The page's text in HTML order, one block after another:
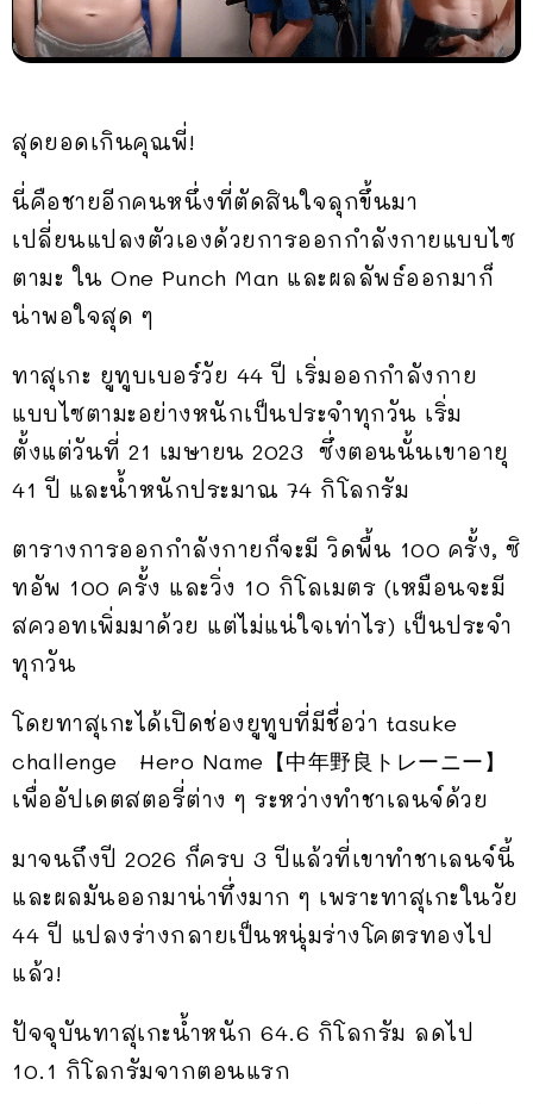
สุดยอดเกินคุณพี่!
นี่คือชายอีกคนหนึ่งที่ตัดสินใจลุกขึ้นมา
เปลี่ยนแปลงตัวเองด้วยการออกกำลังกายแบบไซ
ตามะ ใน One Punch Man และผลลัพธ์ออกมาก็
น่าพอใจสุด ๆ
ทาสุเกะ ยูทูบเบอร์วัย 44 ปี เริ่มออกกำลังกาย
แบบไซตามะอย่างหนักเป็นประจำทุกวัน เริ่ม
ตั้งแต่วันที่ 21 เมษายน 2023 ซึ่งตอนนั้นเขาอายุ
41 ปี และน้ำหนักประมาณ 74 กิโลกรัม
ตารางการออกกำลังกายก็จะมี วิดพื้น 100 ครั้ง, ซิ
ทอัพ 100 ครั้ง และวิ่ง 10 กิโลเมตร (เหมือนจะมี
สควอทเพิ่มมาด้วย แต่ไม่แน่ใจเท่าไร) เป็นประจำ
ทุกวัน
โดยทาสุเกะได้เปิดช่องยูทูบที่มีชื่อว่า tasuke
challenge Hero Name【中年野良トレーニー】
เพื่ออัปเดตสตอรี่ต่าง ๆ ระหว่างทำชาเลนจ์ด้วย
มาจนถึงปี 2026 ก็ครบ 3 ปีแล้วที่เขาทำชาเลนจ์นี้
และผลมันออกมาน่าทึ่งมาก ๆ เพราะทาสุเกะในวัย
44 ปี แปลงร่างกลายเป็นหนุ่มร่างโคตรทองไป
แล้ว!
ปัจจุบันทาสุเกะน้ำหนัก 64.6 กิโลกรัม ลดไป
10.1 กิโลกรัมจากตอนแรก